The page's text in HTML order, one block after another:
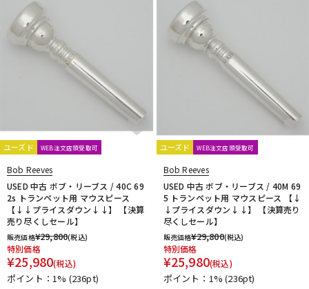
パーカッション
キーボード
管楽器 その他楽器
アンプ エフェクター
DJ機器 DTM
DTM オンライン納品 レコーディング機器
ユーズド WEB注文店頭受取可
Bob Reeves
USED 中古 ボブ・リーブス / 40C 69
2s トランペット用 マウスピース
【↓↓プライスダウン↓↓】 【決算
売り尽くしセール】
販売価格¥29,800(税込)
特別価格
¥25,980(税込)
ポイント：1% (236pt)
ユーズド WEB注文店頭受取可
Bob Reeves
USED 中古 ボブ・リーブス / 40M 69
5 トランペット用 マウスピース 【↓
↓プライスダウン↓↓】 【決算売り
尽くしセール】
販売価格¥29,800(税込)
特別価格
¥25,980(税込)
ポイント：1%(236pt)